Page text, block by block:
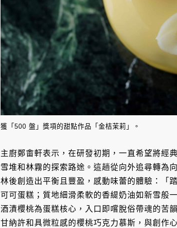
獲「500 盤」獎項的甜點作品「金桔茉莉」。
主廚鄭畬軒表示，在研發初期，一直希望將經
雪堆和林霧的探索路途。這趟從向外追尋轉為
林後創造出平衡且豐盈，感動味蕾的體驗：「
可可蛋糕；質地細滑柔軟的香緹奶油如新雪般
酒漬櫻桃為蛋糕核心，入口即嚐脫俗帶魂的苦
甘納許和具微粒感的櫻桃巧克力慕斯，與創作